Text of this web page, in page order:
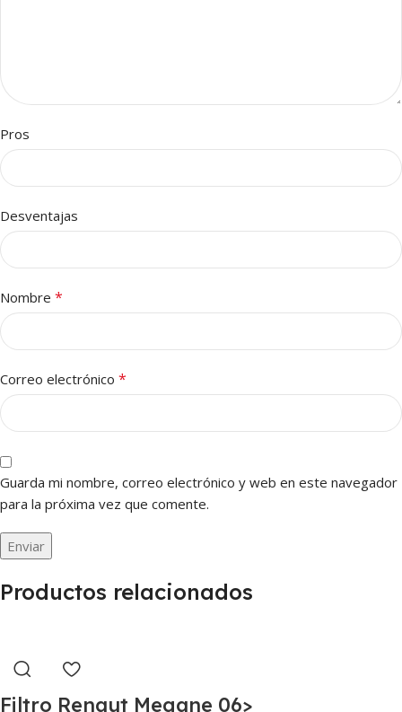
Pros
Desventajas
Nombre *
Correo electrónico *
Guarda mi nombre, correo electrónico y web en este navegador
para la próxima vez que comente.
Productos relacionados
Filtro Renaut Megane 06>